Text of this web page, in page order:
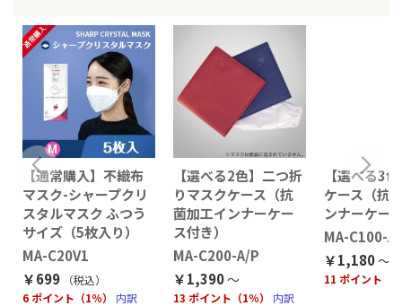
【通常購入】不織布
マスク-シャープクリ
スタルマスク ふつう
サイズ（5枚入り）
MA-C20V1
￥699
（税込）
6 ポイント（1％）
内訳
【選べる2色】二つ折
りマスクケース（抗
菌加工インナーケー
ス付き）
MA-C200-A/P
￥1,390
13 ポイント（1％） 内訳
【選べる3
ケース（抗
ンナーケー
MA-C100-
￥1,180
11 ポイント（